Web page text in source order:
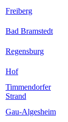
Freiberg
Bad Bramstedt
Regensburg
Hof
Timmendorfer
Strand
Gau-Algesheim